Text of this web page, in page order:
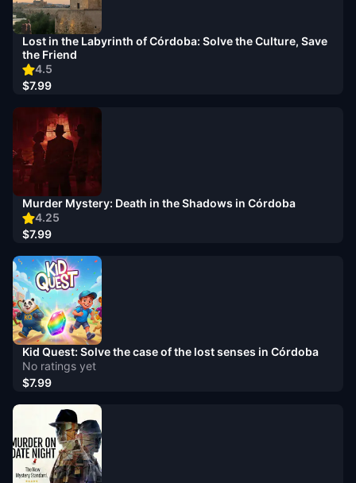
4.5
Lost in the Labyrinth of Córdoba: Solve the Culture, Save
the Friend
$7.99
4.25
Murder Mystery: Death in the Shadows in Córdoba
$7.99
No ratings yet
Kid Quest: Solve the case of the lost senses in Córdoba
$7.99